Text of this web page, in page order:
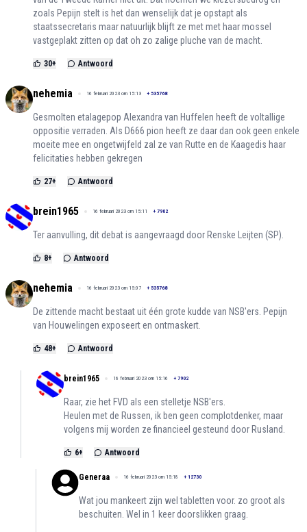
zoals Pepijn stelt is het dan wenselijk dat je opstapt als
staatssecretaris maar natuurlijk blijft ze met met haar mossel
vastgeplakt zitten op dat oh zo zalige pluche van de macht.
30+ Antwoord
nehemia 16 februari 2023 om 15:13 + 535768
Gesmolten etalagepop Alexandra van Huffelen heeft de voltallige
oppositie verraden. Als D666 pion heeft ze daar dan ook geen enkele
moeite mee en ongetwijfeld zal ze van Rutte en de Kaagedis haar
felicitaties hebben gekregen
27+ Antwoord
brein1965 16 februari 2023 om 15:11 + 7902
Ter aanvulling, dit debat is aangevraagd door Renske Leijten (SP).
8+ Antwoord
nehemia 16 februari 2023 om 15:07 + 535768
De zittende macht bestaat uit één grote kudde van NSB'ers. Pepijn
van Houwelingen exposeert en ontmaskert.
48+ Antwoord
brein1965 16 februari 2023 om 15:16 + 7902
Raar, zie het FVD als een stelletje NSB'ers.
Heulen met de Russen, ik ben geen complotdenker, maar
volgens mij worden ze financieel gesteund door Rusland.
6+ Antwoord
Generaa 16 februari 2023 om 15:18 + 12730
Wat jou mankeert zijn wel tabletten voor. zo groot als
beschuiten. Wel in 1 keer doorslikken graag.